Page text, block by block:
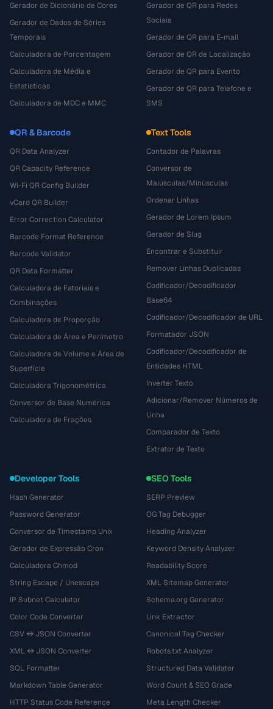
Gerador de Dicionário de Cores
Gerador de Dados de Séries
Temporais
Calculadora de Porcentagem
Calculadora de Média e
Estatísticas
Calculadora de MDC e MMC
Gerador de QR para Redes
Sociais
Gerador de QR para E-mail
Gerador de QR de Localização
Gerador de QR para Evento
Gerador de QR para Telefone e
SMS
QR & Barcode
QR Data Analyzer
QR Capacity Reference
Wi-Fi QR Config Builder
vCard QR Builder
Error Correction Calculator
Barcode Format Reference
Barcode Validator
QR Data Formatter
Calculadora de Fatoriais e
Combinações
Calculadora de Proporção
Calculadora de Área e Perímetro
Calculadora de Volume e Área de
Superfície
Calculadora Trigonométrica
Conversor de Base Numérica
Calculadora de Frações
Text Tools
Contador de Palavras
Conversor de
Maiúsculas/Minúsculas
Ordenar Linhas
Gerador de Lorem Ipsum
Gerador de Slug
Encontrar e Substituir
Remover Linhas Duplicadas
Codificador/Decodificador
Base64
Codificador/Decodificador de URL
Formatador JSON
Codificador/Decodificador de
Entidades HTML
Inverter Texto
Adicionar/Remover Números de
Linha
Comparador de Texto
Extrator de Texto
Developer Tools
Hash Generator
Password Generator
Conversor de Timestamp Unix
Gerador de Expressão Cron
Calculadora Chmod
String Escape / Unescape
IP Subnet Calculator
Color Code Converter
CSV ↔ JSON Converter
XML ↔ JSON Converter
SQL Formatter
Markdown Table Generator
HTTP Status Code Reference
SEO Tools
SERP Preview
OG Tag Debugger
Heading Analyzer
Keyword Density Analyzer
Readability Score
XML Sitemap Generator
Schema.org Generator
Link Extractor
Canonical Tag Checker
Robots.txt Analyzer
Structured Data Validator
Word Count & SEO Grade
Meta Length Checker